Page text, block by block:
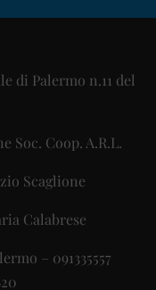
di Palermo n.11 del
Soc. Coop. A.R.L.
Scaglione
Calabrese
– 091335557